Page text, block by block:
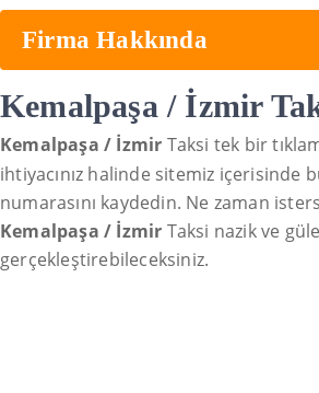
Firma Hakkında
Kemalpaşa / İzmir
Kemalpaşa / İzmir Taksi tek bir
ihtiyacınız halinde sitemiz içerisinde
numarasını kaydedin. Ne zaman
Kemalpaşa / İzmir Taksi nazik ve
gerçekleştirebileceksiniz.